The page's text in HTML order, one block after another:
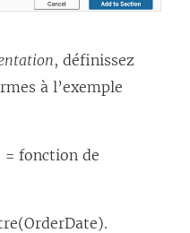
, définissez
à l’exemple
= fonction de